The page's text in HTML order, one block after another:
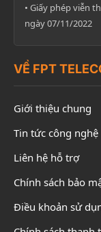
• Giấy phép viễn
ngày 07/11/2022
VỀ FPT
Giới thiệu chung
Tin tức công nghệ
Liên hệ hỗ trợ
Chính sách bảo
Điều khoản sử